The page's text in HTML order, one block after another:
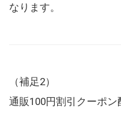
なります。
（補足2）
通販100円割引クーポ